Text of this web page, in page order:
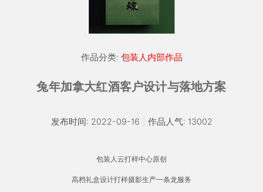
作品分类: 包装人内部作品
兔年加拿大红酒客户设计与落地方案
发布时间: 2022-09-16 作品人气: 13002
包装人云打样中心原创
高档礼盒设计打样摄影生产一条龙服务